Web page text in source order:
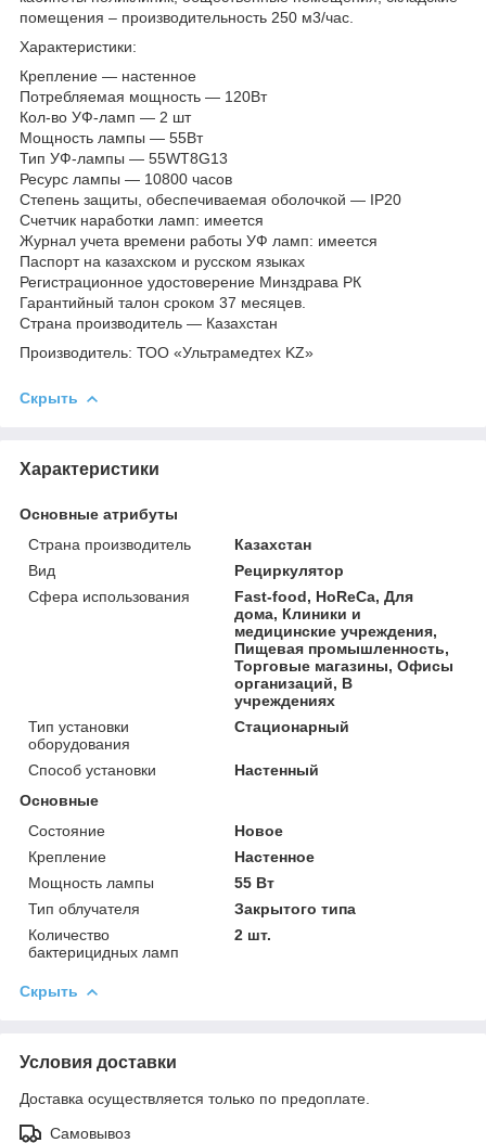
помещения – производительность 250 м3/час.
Характеристики:
Крепление — настенное
Потребляемая мощность — 120Вт
Кол-во УФ-ламп — 2 шт
Мощность лампы — 55Вт
Тип УФ-лампы — 55WT8G13
Ресурс лампы — 10800 часов
Степень защиты, обеспечиваемая оболочкой — IP20
Счетчик наработки ламп: имеется
Журнал учета времени работы УФ ламп: имеется
Паспорт на казахском и русском языках
Регистрационное удостоверение Минздрава РК
Гарантийный талон сроком 37 месяцев.
Страна производитель — Казахстан
Производитель: ТОО «Ультрамедтех KZ»
Скрыть
Характеристики
Основные атрибуты
Страна производитель
Казахстан
Вид
Рециркулятор
Сфера использования
Fast-food, HoReCa, Для
дома, Клиники и
медицинские учреждения,
Пищевая промышленность,
Торговые магазины, Офисы
организаций, В
учреждениях
Тип установки
оборудования
Стационарный
Способ установки
Настенный
Основные
Состояние
Новое
Крепление
Настенное
Мощность лампы
55 Вт
Тип облучателя
Закрытого типа
Количество
бактерицидных ламп
2 шт.
Скрыть
Условия доставки
Доставка осуществляется только по предоплате.
Самовывоз